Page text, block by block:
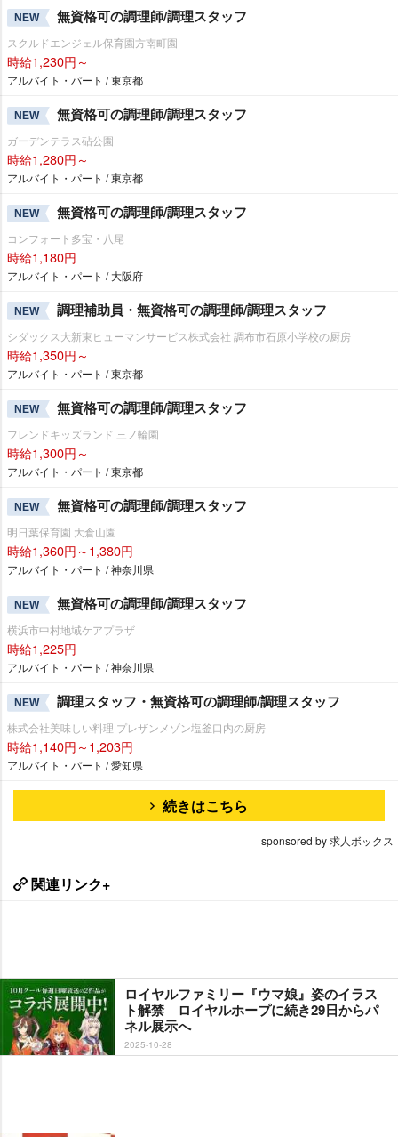
NEW 無資格可の調理師/調理スタッフ
スクルドエンジェル保育園方南町園
時給1,230円～
アルバイト・パート / 東京都
NEW 無資格可の調理師/調理スタッフ
ガーデンテラス砧公園
時給1,280円～
アルバイト・パート / 東京都
NEW 無資格可の調理師/調理スタッフ
コンフォート多宝・八尾
時給1,180円
アルバイト・パート / 大阪府
NEW 調理補助員・無資格可の調理師/調理スタッフ
シダックス大新東ヒューマンサービス株式会社 調布市石原小学校の厨房
時給1,350円～
アルバイト・パート / 東京都
NEW 無資格可の調理師/調理スタッフ
フレンドキッズランド 三ノ輪園
時給1,300円～
アルバイト・パート / 東京都
NEW 無資格可の調理師/調理スタッフ
明日葉保育園 大倉山園
時給1,360円～1,380円
アルバイト・パート / 神奈川県
NEW 無資格可の調理師/調理スタッフ
横浜市中村地域ケアプラザ
時給1,225円
アルバイト・パート / 神奈川県
NEW 調理スタッフ・無資格可の調理師/調理スタッフ
株式会社美味しい料理 プレザンメゾン塩釜口内の厨房
時給1,140円～1,203円
アルバイト・パート / 愛知県
続きはこちら
sponsored by 求人ボックス
関連リンク+
ロイヤルファミリー『ウマ娘』姿のイラス
ト解禁 ロイヤルホープに続き29日からパ
ネル展示へ
2025-10-28